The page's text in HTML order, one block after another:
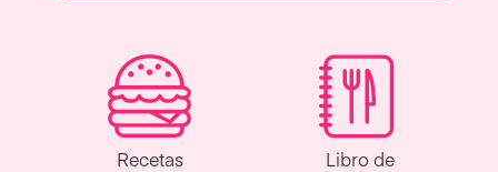
Recetas
Libro de